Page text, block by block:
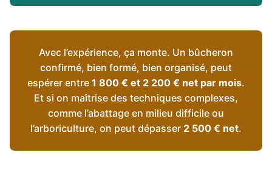
Avec l’expérience, ça monte. Un bûcheron
confirmé, bien formé, bien organisé, peut
espérer entre 1 800 € et 2 200 € net par mois.
Et si on maîtrise des techniques complexes,
comme l’abattage en milieu difficile ou
l’arboriculture, on peut dépasser 2 500 € net.